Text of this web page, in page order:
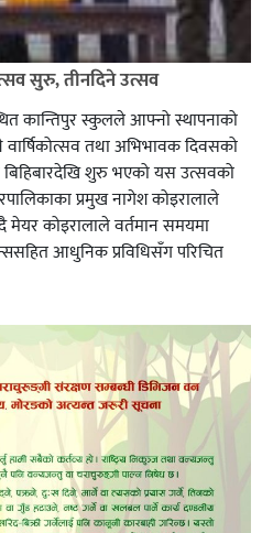
सुरु, तीनदिने उत्सव
कान्तिपुर स्कुलले आफ्नो स्थापनाको
वार्षिकोत्सव तथा अभिभावक दिवसको
शुरु भएको यस उत्सवको
प्रमुख नागेश कोइरालाले
मेयर कोइरालाले वर्तमान समयमा
आधुनिक प्रविधिसँग परिचित